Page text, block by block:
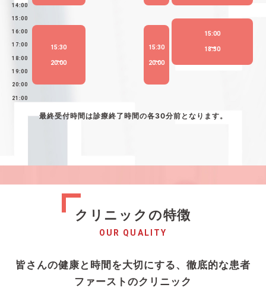
14:00
15:00
16:00
17:00
18:00
19:00
20:00
21:00
15:30
20:00
15:30
20:00
15:00
18:30
最終受付時間は診療終了時間の各30分前となります。
クリニックの特徴
OUR QUALITY
皆さんの健康と時間を大切にする、徹底的な患者
ファーストのクリニック